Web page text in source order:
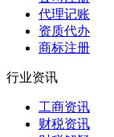
代理记账
资质代办
商标注册
行业资讯
工商资讯
财税资讯